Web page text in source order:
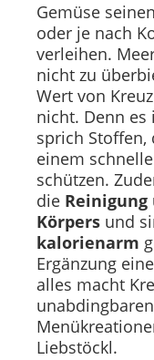
Gemüse
oder je nach
verleihen.
nicht zu
Wert von
nicht. Denn es
sprich
einem
schützen.
die
Körpers und
kalorienarm
Ergänzung
alles macht
Liebstöckl.